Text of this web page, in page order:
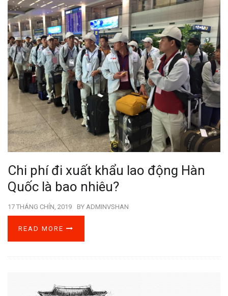
Chi phí đi xuất khẩu lao động Hàn
Quốc là bao nhiêu?
17 THÁNG CHÍN, 2019 BY ADMINVSHAN
READ MORE